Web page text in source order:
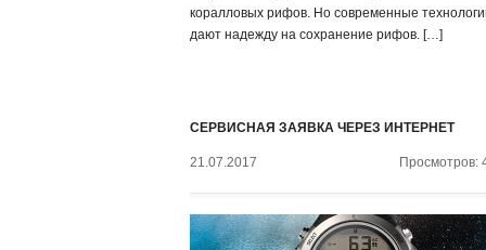
коралловых рифов. Но современные
дают надежду на сохранение рифов. […]
СЕРВИСНАЯ ЗАЯВКА ЧЕРЕЗ ИНТЕРНЕТ
21.07.2017 Просмотров: